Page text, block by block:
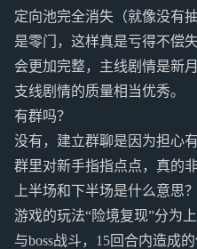
定向池完全消失（就像没有
是零门，这样真是亏得不偿
会更加完整，主线剧情是新
支线剧情的质量相当优秀。
有群吗？
没有，建立群聊是因为担心
群里对新手指指点点，真的非
上半场和下半场是什么意思？
游戏的玩法“险境复现”分为
与boss战斗，15回合内造成